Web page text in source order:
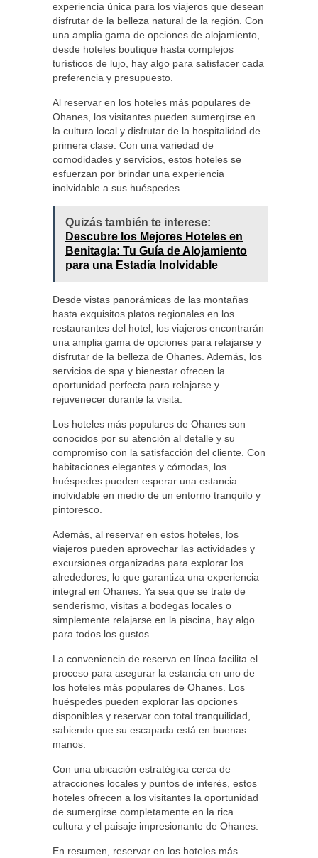
experiencia única para los viajeros que desean
disfrutar de la belleza natural de la región. Con
una amplia gama de opciones de alojamiento,
desde hoteles boutique hasta complejos
turísticos de lujo, hay algo para satisfacer cada
preferencia y presupuesto.
Al reservar en los hoteles más populares de
Ohanes, los visitantes pueden sumergirse en
la cultura local y disfrutar de la hospitalidad de
primera clase. Con una variedad de
comodidades y servicios, estos hoteles se
esfuerzan por brindar una experiencia
inolvidable a sus huéspedes.
Quizás también te interese:
Descubre los Mejores Hoteles en
Benitagla: Tu Guía de Alojamiento
para una Estadía Inolvidable
Desde vistas panorámicas de las montañas
hasta exquisitos platos regionales en los
restaurantes del hotel, los viajeros encontrarán
una amplia gama de opciones para relajarse y
disfrutar de la belleza de Ohanes. Además, los
servicios de spa y bienestar ofrecen la
oportunidad perfecta para relajarse y
rejuvenecer durante la visita.
Los hoteles más populares de Ohanes son
conocidos por su atención al detalle y su
compromiso con la satisfacción del cliente. Con
habitaciones elegantes y cómodas, los
huéspedes pueden esperar una estancia
inolvidable en medio de un entorno tranquilo y
pintoresco.
Además, al reservar en estos hoteles, los
viajeros pueden aprovechar las actividades y
excursiones organizadas para explorar los
alrededores, lo que garantiza una experiencia
integral en Ohanes. Ya sea que se trate de
senderismo, visitas a bodegas locales o
simplemente relajarse en la piscina, hay algo
para todos los gustos.
La conveniencia de reserva en línea facilita el
proceso para asegurar la estancia en uno de
los hoteles más populares de Ohanes. Los
huéspedes pueden explorar las opciones
disponibles y reservar con total tranquilidad,
sabiendo que su escapada está en buenas
manos.
Con una ubicación estratégica cerca de
atracciones locales y puntos de interés, estos
hoteles ofrecen a los visitantes la oportunidad
de sumergirse completamente en la rica
cultura y el paisaje impresionante de Ohanes.
En resumen, reservar en los hoteles más